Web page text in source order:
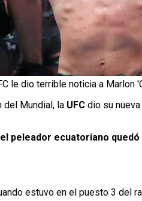
le dio terrible noticia a Marlon
del Mundial, la UFC dio su
peleador ecuatoriano
estuvo en el puesto 3 del